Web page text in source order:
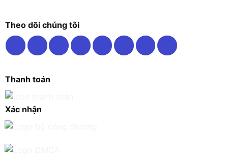
Theo dõi chúng tôi
Thanh toán
Xác nhận